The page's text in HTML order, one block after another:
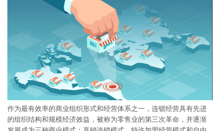
作为最有效率的商业组织形式和经营体系之一，连锁经营具有先进
的组织结构和规模经济效益，被称为零售业的第三次革命，并逐渐